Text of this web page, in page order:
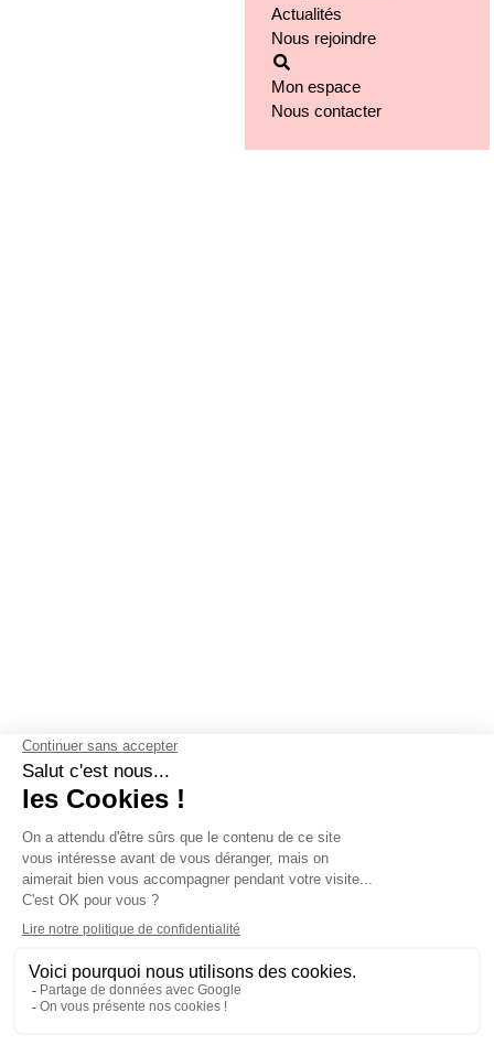
Nos engagements
Notre implantation
Actualités
Nous rejoindre
Mon espace
Nous contacter